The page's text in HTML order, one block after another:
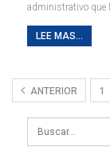
administrativo que
LEE MAS...
ANTERIOR 1